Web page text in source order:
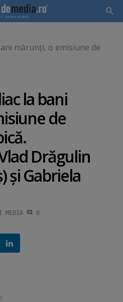
mărunţi, o emisiune de
la bani
de
Drăgulin
şi Gabriela
MEDIA 0